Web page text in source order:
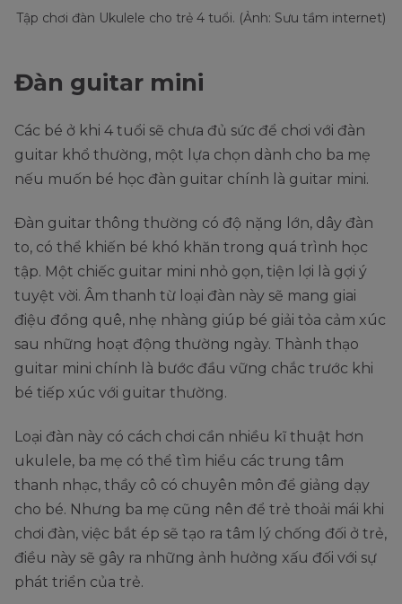
Tập chơi đàn Ukulele cho trẻ 4 tuổi. (Ảnh: Sưu tầm internet)
Đàn guitar mini
Các bé ở khi 4 tuổi sẽ chưa đủ sức để chơi với đàn
guitar khổ thường, một lựa chọn dành cho ba mẹ
nếu muốn bé học đàn guitar chính là guitar mini.
Đàn guitar thông thường có độ nặng lớn, dây đàn
to, có thể khiến bé khó khăn trong quá trình học
tập. Một chiếc guitar mini nhỏ gọn, tiện lợi là gợi ý
tuyệt vời. Âm thanh từ loại đàn này sẽ mang giai
điệu đồng quê, nhẹ nhàng giúp bé giải tỏa cảm xúc
sau những hoạt động thường ngày. Thành thạo
guitar mini chính là bước đầu vững chắc trước khi
bé tiếp xúc với guitar thường.
Loại đàn này có cách chơi cần nhiều kĩ thuật hơn
ukulele, ba mẹ có thể tìm hiểu các trung tâm
thanh nhạc, thầy cô có chuyên môn để giảng dạy
cho bé. Nhưng ba mẹ cũng nên để trẻ thoải mái khi
chơi đàn, việc bắt ép sẽ tạo ra tâm lý chống đối ở trẻ,
điều này sẽ gây ra những ảnh hưởng xấu đối với sự
phát triển của trẻ.